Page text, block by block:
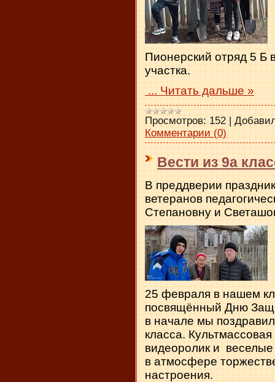
Пионерский отряд 5 Б
участка.
... Читать дальше »
Просмотров: 152
Комментарии (0)
Вести из 9а
В преддверии
ветеранов
Степановну и
25 февраля в нашем
посвящённый Дню
в начале мы
класса.
видеоролик и
в атмосфере
настроения.